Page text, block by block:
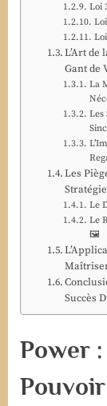
Loi
L’Art
Gant de
La
Les
Les
Le
Le
🖼️
Succès
Power